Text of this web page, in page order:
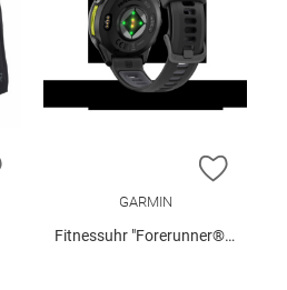
ZUR WUNSCHLISTE HINZUFÜGEN
ZUR
GARMIN
Fitnessuhr "Forerunner® 970"